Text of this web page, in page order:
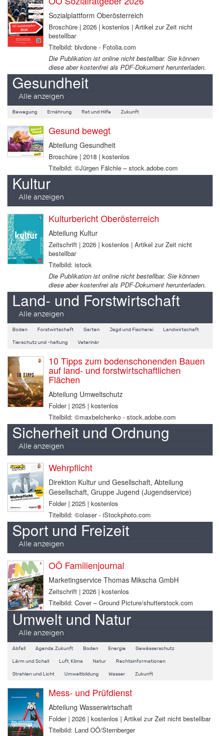
Sozialplattform Oberösterreich
Broschüre | 2026 | kostenlos | Artikel zur Zeit nicht
bestellbar
Titelbild: blvdone - Fotolia.com
Die Publikation ist online nicht bestellbar. Sie können
diese aber kostenfrei als PDF-Dokument herunterladen.
Gesundheit
Alle anzeigen
Bewegung Ernährung Rat und Hilfe Zukunft
Gesund bewegt
Abteilung Gesundheit
Broschüre | 2018 | kostenlos
Titelbild: ©Jürgen Fälchle – stock.adobe.com
Kultur
Alle anzeigen
Kulturbericht Oberösterreich
Abteilung Kultur
Zeitschrift | 2026 | kostenlos | Artikel zur Zeit nicht
bestellbar
Titelbild: istock
Die Publikation ist online nicht bestellbar. Sie können
diese aber kostenfrei als PDF-Dokument herunterladen.
Land- und Forstwirtschaft
Alle anzeigen
Boden Forstwirtschaft Garten Jagd und Fischerei Landwirtschaft
Tierschutz und -haltung Veterinär
10 Tipps zum bodenschonenden Bauen
auf land- und forstwirtschaftlichen
Flächen
Abteilung Umweltschutz
Folder | 2025 | kostenlos
Titelbild: ©maxbelchenko - stock.adobe.com
Sicherheit und Ordnung
Alle anzeigen
Wehrpflicht
Direktion Kultur und Gesellschaft, Abteilung
Gesellschaft, Gruppe Jugend (Jugendservice)
Folder | 2025 | kostenlos
Titelbild: ©olaser - iStockphoto.com
Sport und Freizeit
Alle anzeigen
OÖ Familienjournal
Marketingservice Thomas Mikscha GmbH
Zeitschrift | 2026 | kostenlos
Titelbild: Cover – Ground Picture/shutterstock.com
Umwelt und Natur
Alle anzeigen
Abfall Agenda.Zukunft Boden Energie Gewässerschutz
Lärm und Schall Luft, Klima Natur Rechtsinformationen
Strahlen und Licht Umweltbildung Wasser Zukunft
Mess- und Prüfdienst
Abteilung Wasserwirtschaft
Folder | 2026 | kostenlos | Artikel zur Zeit nicht bestellbar
Titelbild: Land OÖ/Sternberger